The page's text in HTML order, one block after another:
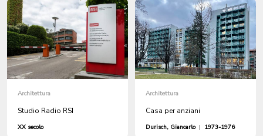
Architettura
Studio Radio RSI
XX secolo
Architettura
Casa per anziani
Durisch, Giancarlo | 1973-1976